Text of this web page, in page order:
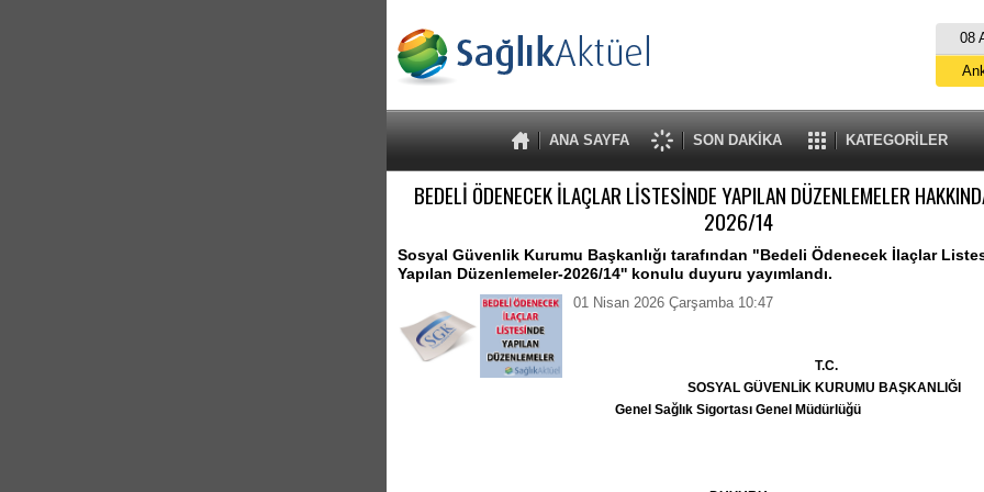
08
ANA SAYFA SON DAKİKA KATEGORİLER
BEDELİ ÖDENECEK İLAÇLAR LİSTESİNDE YAPILAN DÜZENLEMELER
2026/14
Sosyal Güvenlik Kurumu Başkanlığı tarafından "Bedeli Ödenecek İlaçlar
Yapılan Düzenlemeler-2026/14'' konulu duyuru yayımlandı.
01 Nisan 2026 Çarşamba 10:47
T.C.
SOSYAL GÜVENLİK KURUMU BAŞKANLIĞI
Genel Sağlık Sigortası Genel Müdürlüğü